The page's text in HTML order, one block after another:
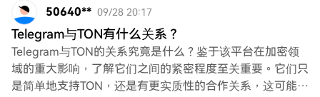
50640** 09/28 20:17
Telegram与TON有什么关系？
Telegram与TON的关系究竟是什么？鉴于该平台在加密领
域的重大影响，了解它们之间的紧密程度至关重要。它们只
是简单地支持TON，还是有更实质性的合作关系，这可能会